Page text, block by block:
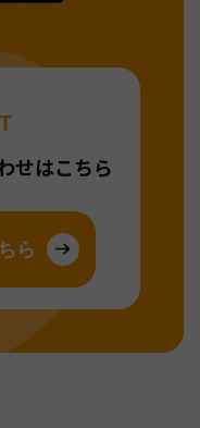
せはこちら
ら